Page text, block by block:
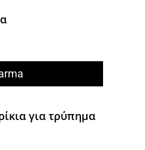
για τρύπημα